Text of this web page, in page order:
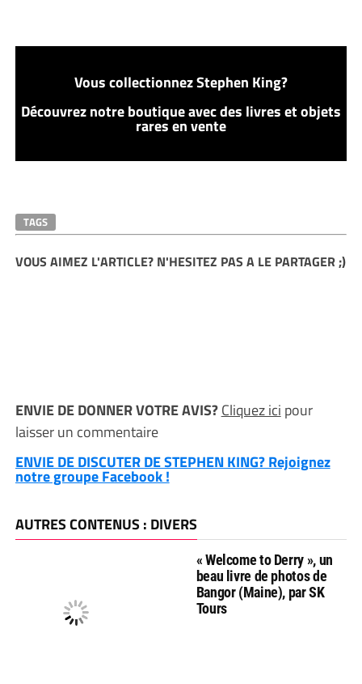
Vous collectionnez Stephen King?
Découvrez notre boutique avec des livres et objets
rares en vente
TAGS
VOUS AIMEZ L'ARTICLE? N'HESITEZ PAS A LE PARTAGER ;)
ENVIE DE DONNER VOTRE AVIS?Cliquez ici pour
laisser un commentaire
ENVIE DE DISCUTER DE STEPHEN KING? Rejoignez
notre groupe Facebook !
AUTRES CONTENUS : DIVERS
« Welcome to Derry », un
beau livre de photos de
Bangor (Maine), par SK
Tours